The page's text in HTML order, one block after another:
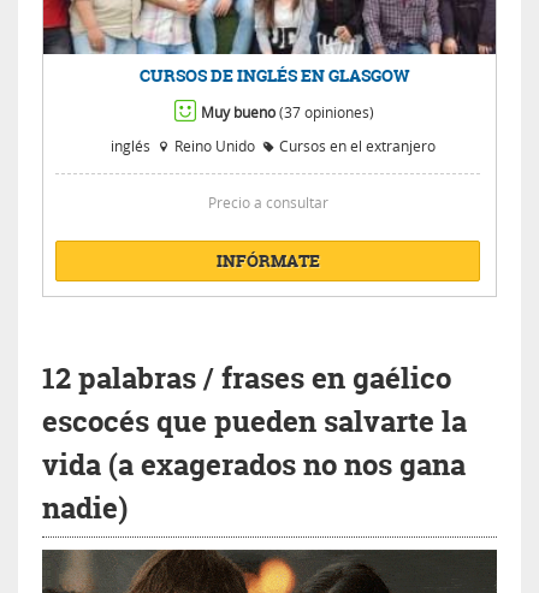
CURSOS DE INGLÉS EN GLASGOW
Muy bueno(37 opiniones)
inglés
Reino Unido Cursos en el extranjero
Precio a consultar
INFÓRMATE
12 palabras / frases en gaélico
escocés que pueden salvarte la
vida (a exagerados no nos gana
nadie)